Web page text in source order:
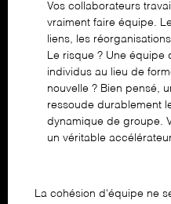
Vos collaborateurs
vraiment faire équipe.
liens, les
Le risque ? Une équipe
individus au lieu de
nouvelle ? Bien pensé,
ressoude durablement
dynamique de groupe.
un véritable
La cohésion d'équipe ne